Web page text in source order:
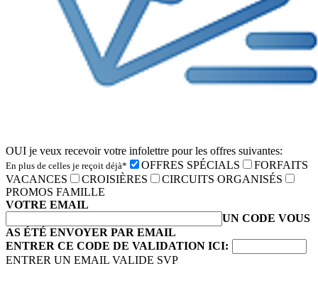
OUI je veux recevoir votre infolettre pour les offres suivantes:
En plus de celles je reçoit déjà* OFFRES SPÉCIALS
FORFAITS
VACANCES
CROISIÈRES
CIRCUITS ORGANISÉS
PROMOS FAMILLE
VOTRE EMAIL
UN CODE VOUS
AS ÉTÉ ENVOYER PAR EMAIL
ENTRER CE CODE DE VALIDATION ICI:
ENTRER UN EMAIL VALIDE SVP